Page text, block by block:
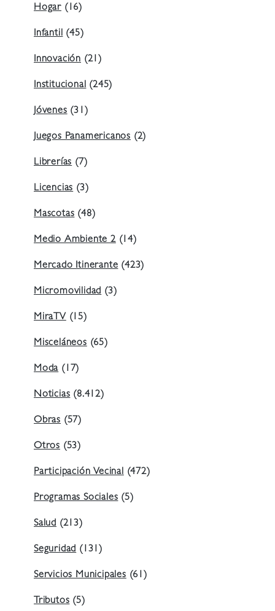
Hogar (16)
Infantil(45)
Innovación (21)
Institucional(245)
Jóvenes(31)
Juegos Panamericanos (2)
Librerías(7)
Licencias(3)
Mascotas(48)
Medio Ambiente 2(14)
Mercado Itinerante(423)
Micromovilidad(3)
MiraTV(15)
Misceláneos(65)
Moda(17)
Noticias(8.412)
Obras (57)
Otros (53)
Participación Vecinal(472)
Programas Sociales(5)
Salud (213)
Seguridad(131)
Servicios Municipales(61)
Tributos(5)